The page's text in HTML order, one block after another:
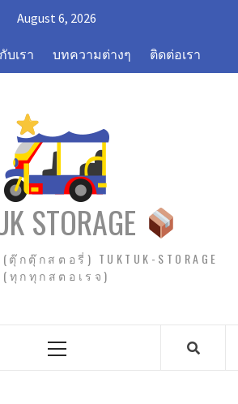
August 6, 2026
บเรา บทความต่างๆ ติดต่อเรา
STORAGE
(ตุ๊กตุ๊กสตอรี่) TUKTUK-STORAGE
(ทุกทุกสตอเรจ)
Primary